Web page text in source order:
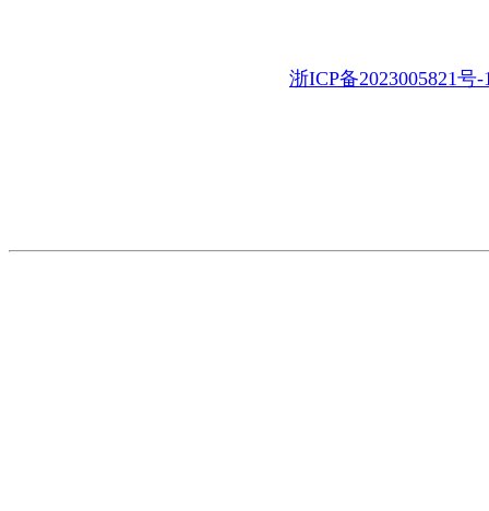
浙ICP备2023005821号-